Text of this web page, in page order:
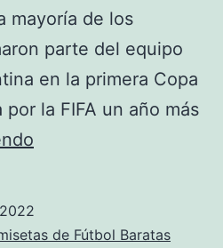
mayoría de los
parte del equipo
en la primera Copa
la FIFA un año más
portugal
de Fútbol Baratas